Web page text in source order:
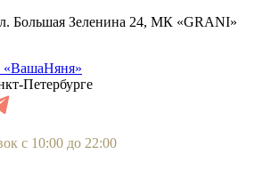
Большая Зеленина 24, МК «GRANI»
Петербурге
с 10:00 до 22:00